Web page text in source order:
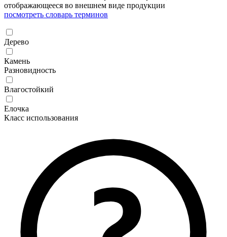
отображающееся во внешнем виде продукции
посмотреть словарь терминов
Дерево
Камень
Разновидность
Влагостойкий
Елочка
Класс использования